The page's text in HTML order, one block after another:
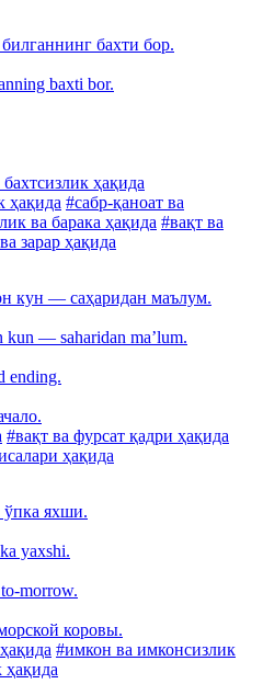
бахти бор.
baxti bor.
бахтсизлик ҳақида
ҳақида #сабр-қаноат ва
ва барака ҳақида #вақт ва
зарар ҳақида
кун — саҳаридан маълум.
— saharidan maʼlum.
ending.
#вақт ва фурсат қадри ҳақида
ҳақида
ўпка яхши.
yaxshi.
morrow.
коровы.
#имкон ва имконсизлик